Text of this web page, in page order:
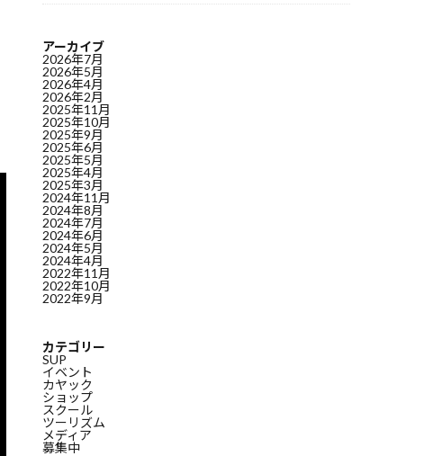
アーカイブ
2026年7月
2026年5月
2026年4月
2026年2月
2025年11月
2025年10月
2025年9月
2025年6月
2025年5月
2025年4月
2025年3月
2024年11月
2024年8月
2024年7月
2024年6月
2024年5月
2024年4月
2022年11月
2022年10月
2022年9月
カテゴリー
SUP
イベント
カヤック
ショップ
スクール
ツーリズム
メディア
募集中